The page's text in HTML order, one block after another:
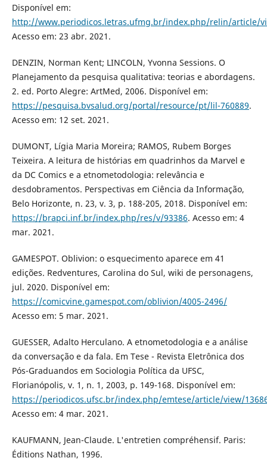
Disponível em:
http://www.periodicos.letras.ufmg.br/index.php/relin/article/
Acesso em: 23 abr. 2021.
DENZIN, Norman Kent; LINCOLN, Yvonna Sessions. O
Planejamento da pesquisa qualitativa: teorias e abordagens.
2. ed. Porto Alegre: ArtMed, 2006. Disponível em:
https://pesquisa.bvsalud.org/portal/resource/pt/lil-760889.
Acesso em: 12 set. 2021.
DUMONT, Lígia Maria Moreira; RAMOS, Rubem Borges
Teixeira. A leitura de histórias em quadrinhos da Marvel e
da DC Comics e a etnometodologia: relevância e
desdobramentos. Perspectivas em Ciência da Informação,
Belo Horizonte, n. 23, v. 3, p. 188-205, 2018. Disponível em:
https://brapci.inf.br/index.php/res/v/93386. Acesso em: 4
mar. 2021.
GAMESPOT. Oblivion: o esquecimento aparece em 41
edições. Redventures, Carolina do Sul, wiki de personagens,
jul. 2020. Disponível em:
https://comicvine.gamespot.com/oblivion/4005-2496/
Acesso em: 5 mar. 2021.
GUESSER, Adalto Herculano. A etnometodologia e a análise
da conversação e da fala. Em Tese - Revista Eletrônica dos
Pós-Graduandos em Sociologia Política da UFSC,
Florianópolis, v. 1, n. 1, 2003, p. 149-168. Disponível em:
https://periodicos.ufsc.br/index.php/emtese/article/view/
Acesso em: 4 mar. 2021.
KAUFMANN, Jean-Claude. L'entretien compréhensif. Paris:
Éditions Nathan, 1996.